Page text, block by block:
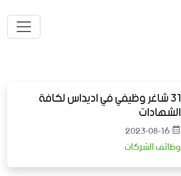
31 شاغر وظيفي في اديداس لكافة
الشهادات
2023-08-16
وظائف الشركات